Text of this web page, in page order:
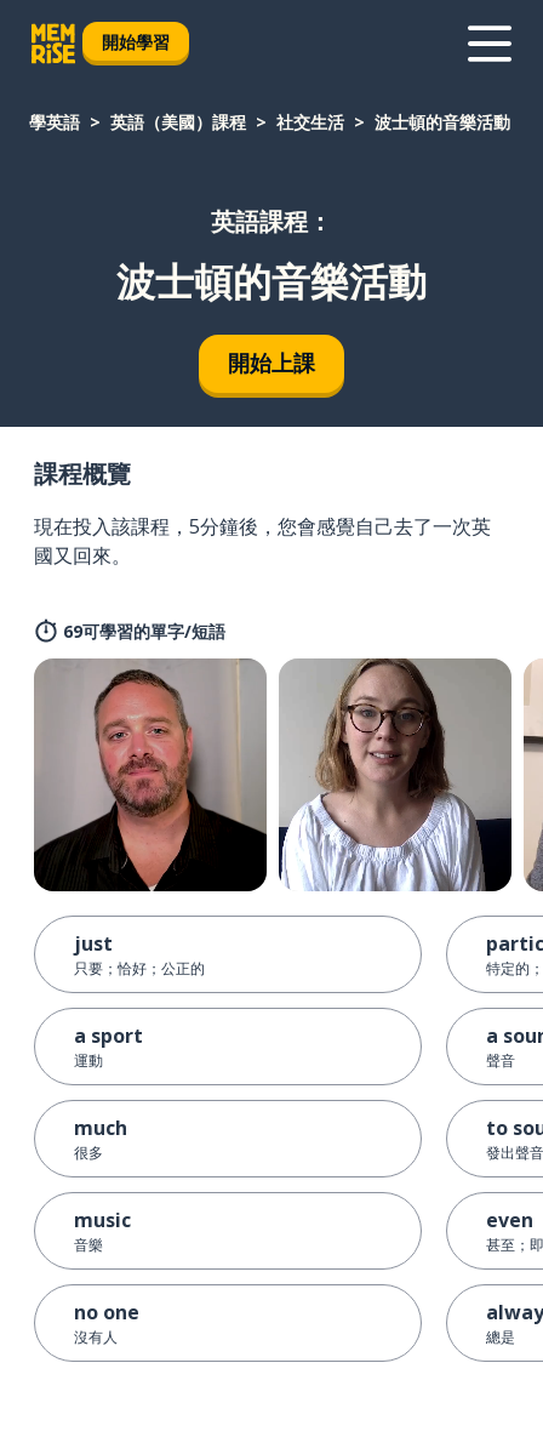
開始學習
學英語 英語（美國）課程 社交生活 波士頓的音樂活動
英語課程：
波士頓的音樂活動
開始上課
課程概覽
現在投入該課程，5分鐘後，您會感覺自己去了一次英
國又回來。
69可學習的單字/短語
just
只要；恰好；公正的
a sport
運動
much
很多
music
音樂
no one
沒有人
特定的
a
聲音
to
發出聲
even
甚至；
總是